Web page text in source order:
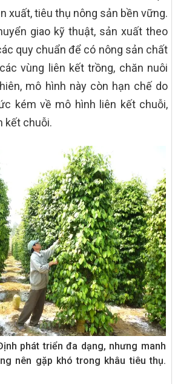
xuất, tiêu thụ nông sản bền vững.
giao kỹ thuật, sản xuất theo
quy chuẩn để có nông sản chất
vùng liên kết trồng, chăn nuôi
mô hình này còn hạn chế do
kém về mô hình liên kết chuỗi,
kết chuỗi.
phát triển đa dạng, nhưng manh
nên gặp khó trong khâu tiêu thụ.